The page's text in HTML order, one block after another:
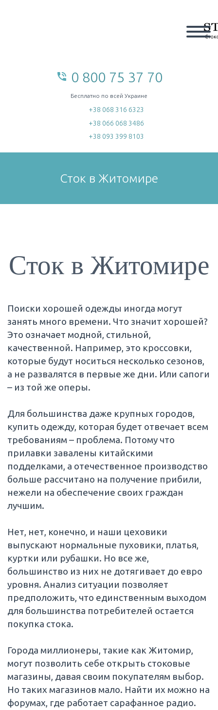
phone_in_talk 0 800 75 37 70
Бесплатно по всей Украине
+38 068 316 6323
+38 066 068 3486
+38 093 399 8103
Сток в Житомире
Сток в Житомире
Поиски хорошей одежды иногда могут
занять много времени. Что значит хорошей?
Это означает модной, стильной,
качественной. Например, это кроссовки,
которые будут носиться несколько сезонов,
а не развалятся в первые же дни. Или сапоги
– из той же оперы.
Для большинства даже крупных городов,
купить одежду, которая будет отвечает всем
требованиям – проблема. Потому что
прилавки завалены китайскими
подделками, а отечественное производство
больше рассчитано на получение прибили,
нежели на обеспечение своих граждан
лучшим.
Нет, нет, конечно, и наши цеховики
выпускают нормальные пуховики, платья,
куртки или рубашки. Но все же,
большинство из них не дотягивает до евро
уровня. Анализ ситуации позволяет
предположить, что единственным выходом
для большинства потребителей остается
покупка стока.
Города миллионеры, такие как Житомир,
могут позволить себе открыть стоковые
магазины, давая своим покупателям выбор.
Но таких магазинов мало. Найти их можно на
форумах, где работает сарафанное радио.